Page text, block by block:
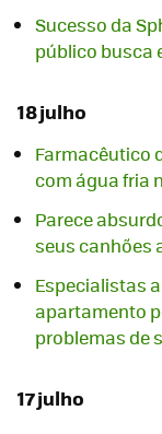
Sucesso da
público busca
18 julho
Farmacêutico
com água fria
Parece
seus canhões
Especialistas
apartamento
problemas de
17 julho